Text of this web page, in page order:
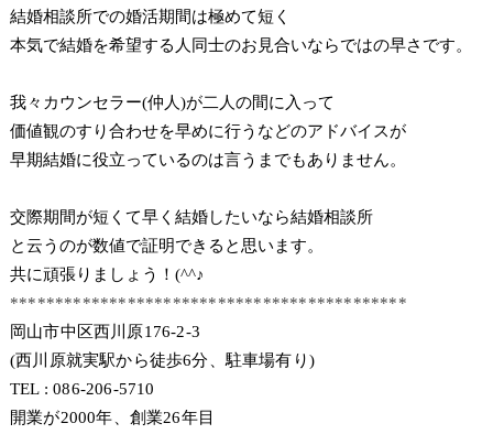
結婚相談所での婚活期間は極めて短く
本気で結婚を希望する人同士のお見合いならではの早さです。
我々カウンセラー(仲人)が二人の間に入って
価値観のすり合わせを早めに行うなどのアドバイスが
早期結婚に役立っているのは言うまでもありません。
交際期間が短くて早く結婚したいなら結婚相談所
と云うのが数値で証明できると思います。
共に頑張りましょう！(^^♪
********************************************
岡山市中区西川原176-2-3
(西川原就実駅から徒歩6分、駐車場有り)
TEL : 086-206-5710
開業が2000年、創業26年目